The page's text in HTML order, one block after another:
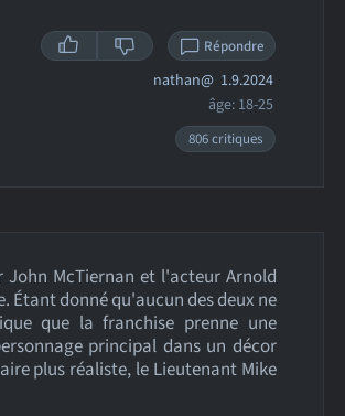
Répondre
nathan@ 1.9.2024
âge: 18-25
806 critiques
McTiernan et l'acteur Arnold
Étant donné qu'aucun des deux ne
que la franchise prenne une
principal dans un décor
plus réaliste, le Lieutenant Mike